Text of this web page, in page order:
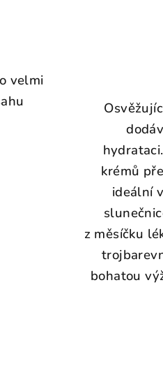
velmi
hydrataci.
krémů
ideální
z měsíčku
bohatou